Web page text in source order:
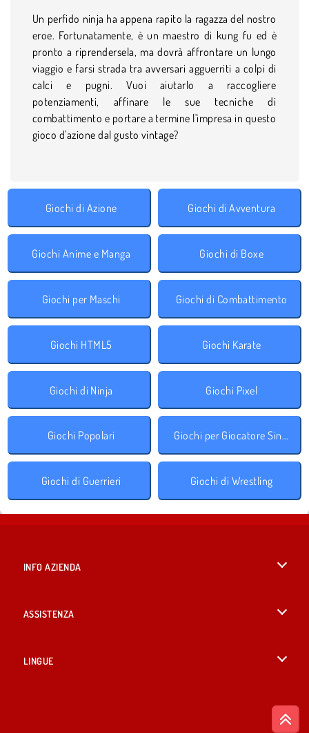
Un perfido ninja ha appena rapito la ragazza del nostro
eroe. Fortunatamente, è un maestro di kung fu ed è
pronto a riprendersela, ma dovrà affrontare un lungo
viaggio e farsi strada tra avversari agguerriti a colpi di
calci e pugni. Vuoi aiutarlo a raccogliere
potenziamenti, affinare le sue tecniche di
combattimento e portare a termine l'impresa in questo
gioco d'azione dal gusto vintage?
Giochi di Azione Giochi di Avventura
Giochi Anime e Manga Giochi di Boxe
Giochi per Maschi Giochi di Combattimento
Giochi HTML5 Giochi Karate
Giochi di Ninja Giochi Pixel
Giochi Popolari Giochi per Giocatore Singolo
Giochi di Guerrieri Giochi di Wrestling
INFO AZIENDA
ASSISTENZA
LINGUE